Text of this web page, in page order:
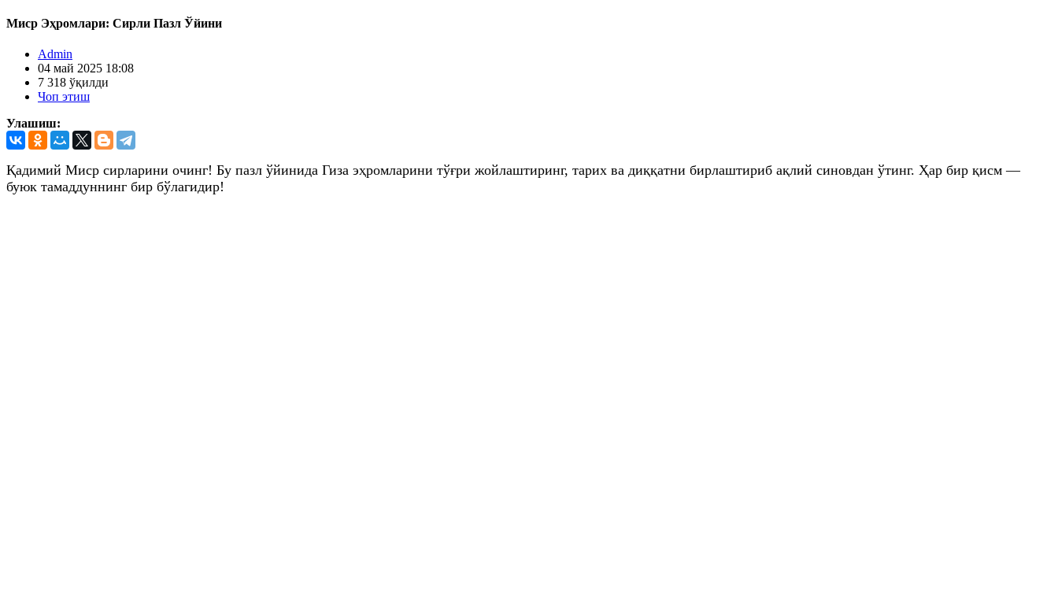
Миср Эҳромлари: Сирли Пазл Ўйини
Admin
04 май 2025 18:08
7 318 ўқилди
Чоп этиш
Улашиш:
Қадимий Миср сирларини очинг! Бу пазл ўйинида Гиза эҳромларини тўғри жойлаштиринг, тарих ва диққатни бирлаштириб ақлий синовдан ўтинг. Ҳар бир қисм —
буюк тамаддуннинг бир бўлагидир!